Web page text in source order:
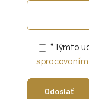
*Týmto